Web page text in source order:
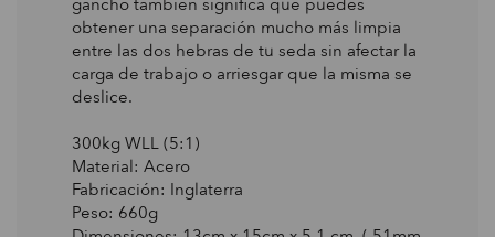
obtener una separación mucho más limpia
entre las dos hebras de tu seda sin afectar la
carga de trabajo o arriesgar que la misma se
deslice.
300kg WLL (5:1)
Material: Acero
Fabricación: Inglaterra
Peso: 660g